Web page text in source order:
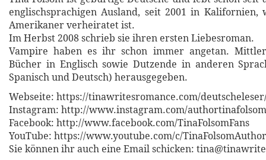
englischsprachigen Ausland, seit 2001 in
Amerikaner verheiratet ist.
Im Herbst 2008 schrieb sie ihren ersten Liebesroman.
Vampire haben es ihr schon immer angetan.
Bücher in Englisch sowie Dutzende in anderen
Spanisch und Deutsch) herausgegeben.
Webseite: https://tinawritesromance.com/
Instagram: http://www.instagram.com/authortinafolsom
Facebook: http://www.facebook.com/TinaFolsomFans
YouTube: https://www.youtube.com/c/TinaFolsomAuthor
Sie können ihr auch eine Email schicken: